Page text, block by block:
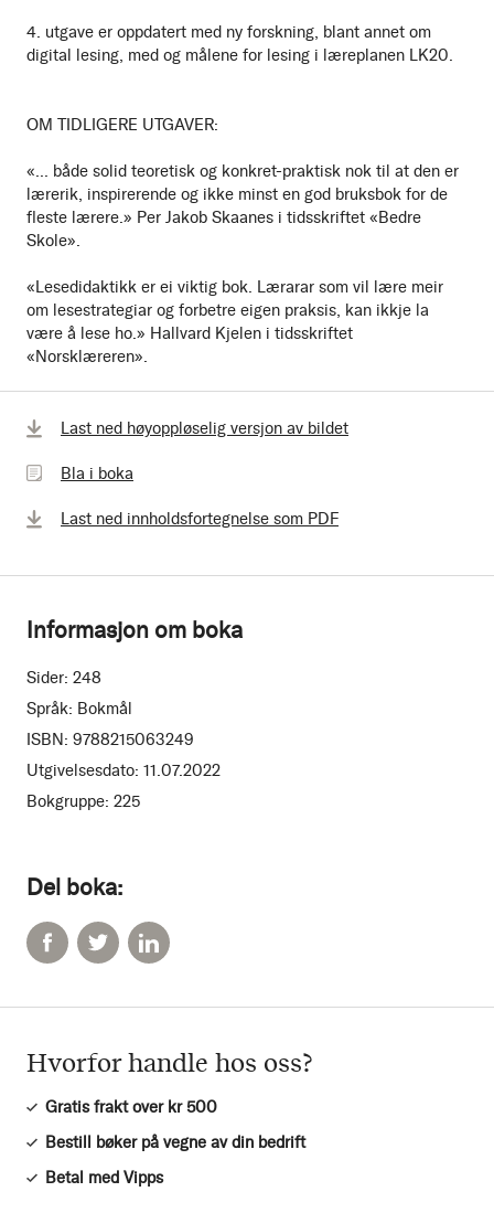
4. utgave er oppdatert med ny forskning, blant annet om
digital lesing, med og målene for lesing i læreplanen LK20.
OM TIDLIGERE UTGAVER:
«... både solid teoretisk og konkret-praktisk nok til at den er
lærerik, inspirerende og ikke minst en god bruksbok for de
fleste lærere.» Per Jakob Skaanes i tidsskriftet «Bedre
Skole».
«Lesedidaktikk er ei viktig bok. Lærarar som vil lære meir
om lesestrategiar og forbetre eigen praksis, kan ikkje la
være å lese ho.» Hallvard Kjelen i tidsskriftet
«Norsklæreren».
Del boka:
Last ned høyoppløselig versjon av bildet
Bla
bokaBla i boka
Last ned innholdsfortegnelse som PDF
Informasjon om boka
Sider: 248
Språk: Bokmål
ISBN: 9788215063249
Utgivelsesdato: 11.07.2022
Bokgruppe: 225
Hvorfor handle hos oss?
Gratis frakt over kr 500
Bestill bøker på vegne av din bedrift
Betal med Vipps